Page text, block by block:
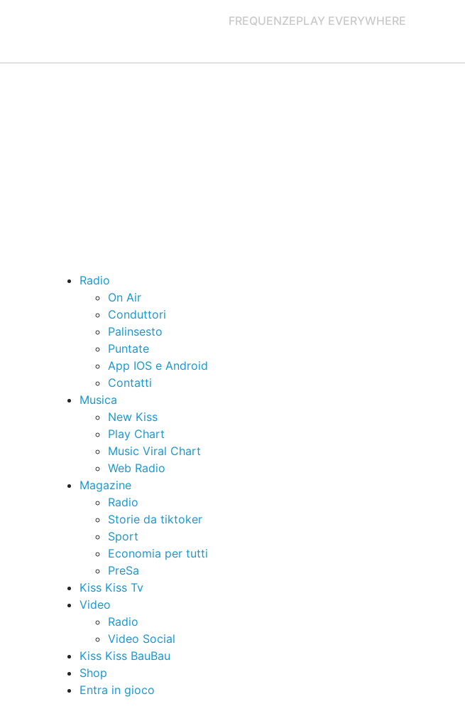
FREQUENZEPLAY EVERYWHERE
Radio
On Air
Conduttori
Palinsesto
Puntate
App IOS e Android
Contatti
Musica
New Kiss
Play Chart
Music Viral Chart
Web Radio
Magazine
Radio
Storie da tiktoker
Sport
Economia per tutti
PreSa
Kiss Kiss Tv
Video
Radio
Video Social
Kiss Kiss BauBau
Shop
Entra in gioco